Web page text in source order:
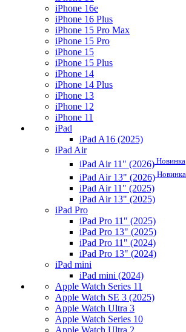
iPhone 16e
iPhone 16 Plus
iPhone 15 Pro Max
iPhone 15 Pro
iPhone 15
iPhone 15 Plus
iPhone 14
iPhone 14 Plus
iPhone 13
iPhone 12
iPhone 11
iPad
iPad A16 (2025)
iPad Air
iPad Air 11" (2026) Новинка
iPad Air 13" (2026) Новинка
iPad Air 11" (2025)
iPad Air 13" (2025)
iPad Pro
iPad Pro 11" (2025)
iPad Pro 13" (2025)
iPad Pro 11" (2024)
iPad Pro 13" (2024)
iPad mini
iPad mini (2024)
Apple Watch Series 11
Apple Watch SE 3 (2025)
Apple Watch Ultra 3
Apple Watch Series 10
Apple Watch Ultra 2